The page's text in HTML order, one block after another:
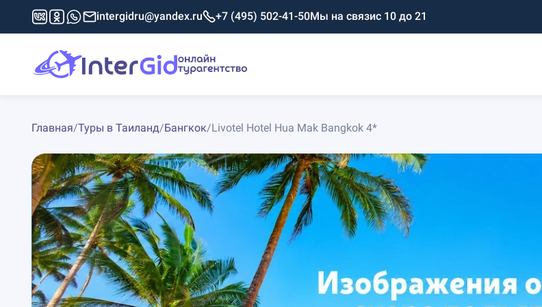
intergidru@yandex.ru +7 (495) 502-41-50Мы на связис 10 до 21
Главная/Туры в Таиланд/Бангкок/Livotel Hotel Hua Mak Bangkok 4*